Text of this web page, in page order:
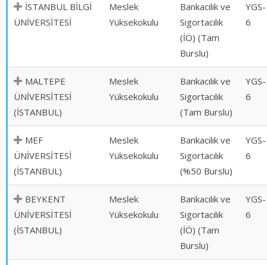
İSTANBUL BİLGİ
ÜNİVERSİTESİ
Meslek
Yüksekokulu
Bankacılık ve
Sigortacılık
(İÖ) (Tam
Burslu)
YGS-
6
MALTEPE
ÜNİVERSİTESİ
(İSTANBUL)
Meslek
Yüksekokulu
Bankacılık ve
Sigortacılık
(Tam Burslu)
YGS-
6
MEF
ÜNİVERSİTESİ
(İSTANBUL)
Meslek
Yüksekokulu
Bankacılık ve
Sigortacılık
(%50 Burslu)
YGS-
6
BEYKENT
ÜNİVERSİTESİ
(İSTANBUL)
Meslek
Yüksekokulu
Bankacılık ve
Sigortacılık
(İÖ) (Tam
Burslu)
YGS-
6